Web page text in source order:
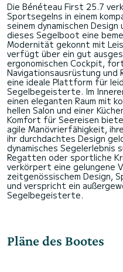
Die Bénéteau First 25.7
Sportsegelns in einem
seinem dynamischen
dieses Segelboot eine
Modernität gekonnt mit
verfügt über ein gut
ergonomischen Cockpit,
Navigationsausrüstung und
eine ideale Plattform für
Segelbegeisterte. Im
einen eleganten Raum mit
hellen Salon und einer
Komfort für Seereisen
agile Manövrierfähigkeit,
ihr durchdachtes Design
dynamisches Segelerlebnis
Regatten oder sportliche
verkörpert eine gelungene
zeitgenössischem Design,
und verspricht ein
Pläne des Bootes